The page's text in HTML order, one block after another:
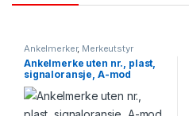
Ankelmerker, Merkeutstyr
Ankelmerke uten nr., plast,
signaloransje, A-mod